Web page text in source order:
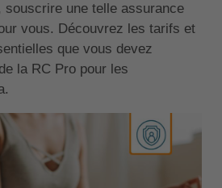
souscrire une telle assurance
vous. Découvrez les tarifs et
que vous devez
la RC Pro pour les